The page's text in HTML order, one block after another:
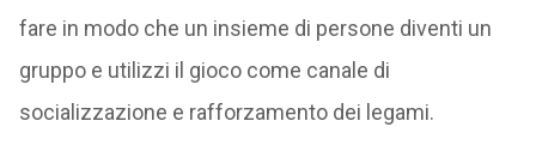
fare in modo che un insieme di persone diventi un
gruppo e utilizzi il gioco come canale di
socializzazione e rafforzamento dei legami.